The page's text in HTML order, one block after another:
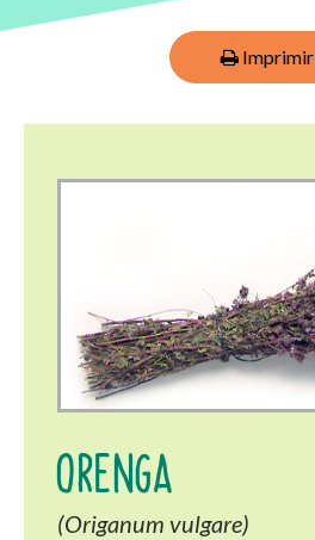
Imprimir
ORENGA
(Origanum vulgare)